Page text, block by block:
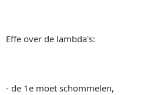
Effe over de lambda's:
- de 1e moet schommelen,